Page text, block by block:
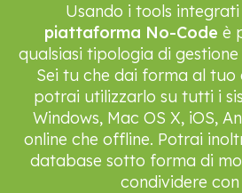
Usando i tools
piattaforma No-Code è
qualsiasi tipologia di
Sei tu che dai forma al tuo
potrai utilizzarlo su tutti i
Windows, Mac OS X, iOS,
online che offline. Potrai
database sotto forma di
condividere